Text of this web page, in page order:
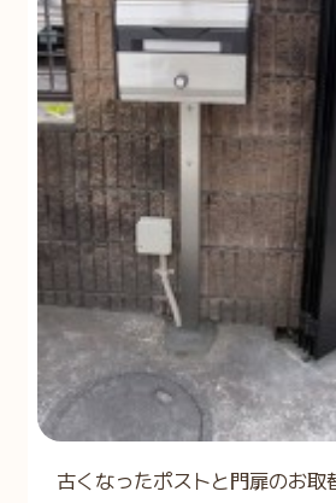
古くなったポストと門扉のお